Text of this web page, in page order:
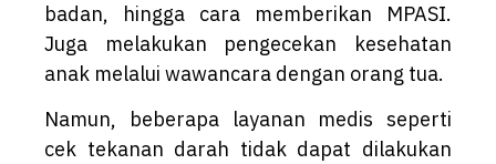
badan, hingga cara memberikan MPASI.
Juga melakukan pengecekan kesehatan
anak melalui wawancara dengan orang tua.
Namun, beberapa layanan medis seperti
cek tekanan darah tidak dapat dilakukan